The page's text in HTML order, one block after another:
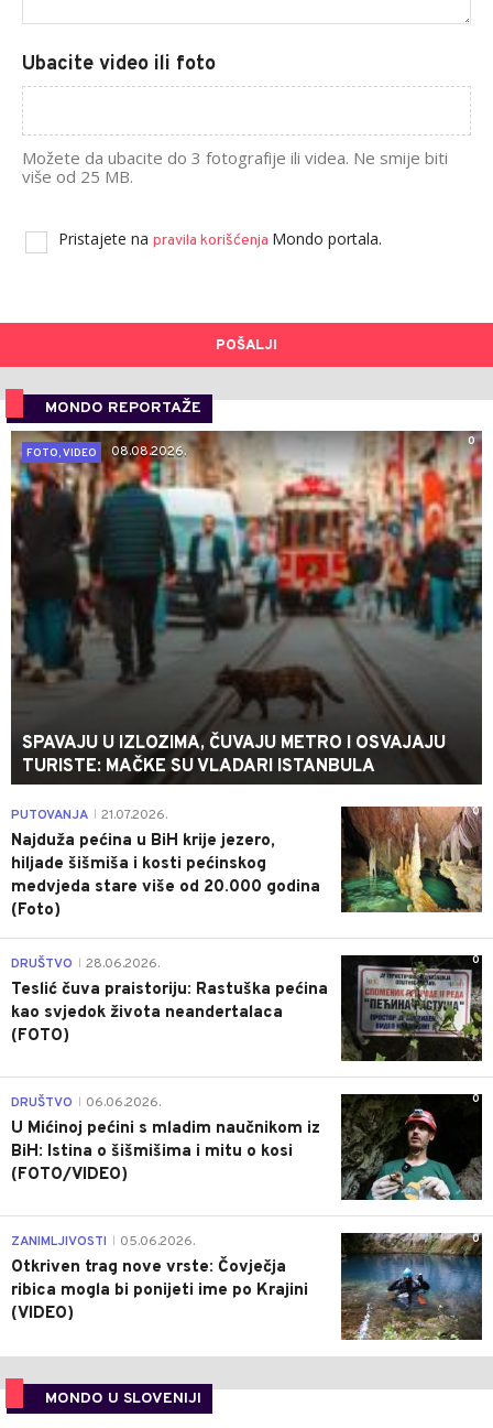
Ubacite video ili foto
Možete da ubacite do 3 fotografije ili videa. Ne smije biti
više od 25 MB.
Pristajete na pravila korišćenja Mondo portala.
POŠALJI
MONDO REPORTAŽE
0
FOTO, VIDEO
08.08.2026.
SPAVAJU U IZLOZIMA, ČUVAJU METRO I OSVAJAJU
TURISTE: MAČKE SU VLADARI ISTANBULA
0
PUTOVANJA 21.07.2026.
Najduža pećina u BiH krije jezero,
hiljade šišmiša i kosti pećinskog
medvjeda stare više od 20.000 godina
(Foto)
0
DRUŠTVO 28.06.2026.
Teslić čuva praistoriju: Rastuška pećina
kao svjedok života neandertalaca
(FOTO)
0
DRUŠTVO 06.06.2026.
U Mićinoj pećini s mladim naučnikom iz
BiH: Istina o šišmišima i mitu o kosi
(FOTO/VIDEO)
0
ZANIMLJIVOSTI 05.06.2026.
Otkriven trag nove vrste: Čovječja
ribica mogla bi ponijeti ime po Krajini
(VIDEO)
MONDO U SLOVENIJI